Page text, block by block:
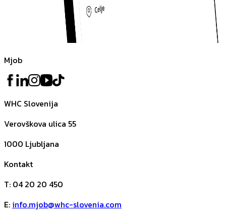
Mjob
WHC Slovenija
Verovškova ulica 55
1000 Ljubljana
Kontakt
T: 04 20 20 450
E: info.mjob@whc-slovenia.com